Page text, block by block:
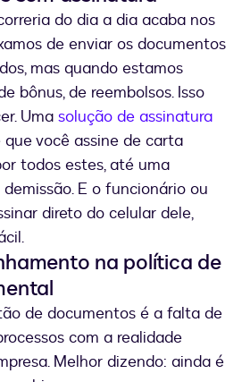
do dia a dia acaba nos
de enviar os documentos
mas quando estamos
bônus, de reembolsos. Isso
Uma solução de assinatura
você assine de carta
todos estes, até uma
E o funcionário ou
direto do celular dele,
na política de
de documentos é a falta de
com a realidade
Melhor dizendo: ainda é